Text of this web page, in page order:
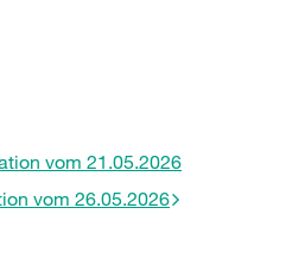
vom 21.05.2026
vom 26.05.2026